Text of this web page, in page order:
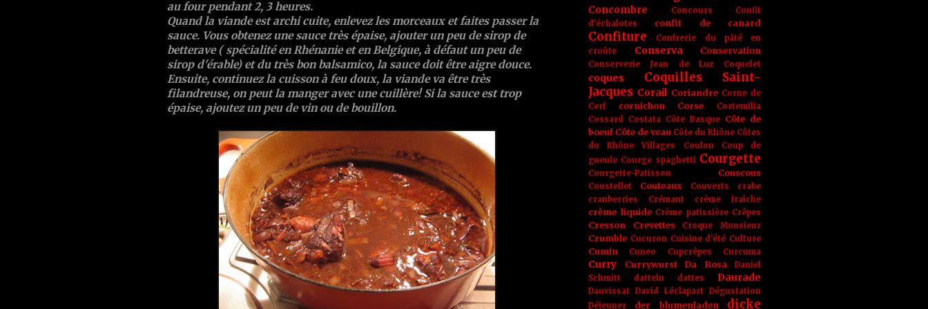
au four pendant 2, 3 heures.
Quand la viande est archi cuite, enlevez les morceaux et faites passer la
sauce. Vous obtenez une sauce très épaise, ajouter un peu desirop de
betterave( spécialité en Rhénanie et en Belgique, à défaut un peu de
sirop d'érable) et du très bon balsamico, la sauce doit être aigre douce.
Ensuite, continuez la cuisson à feu doux, la viande va être très
filandreuse, on peut la manger avec une cuillère! Si la sauce est trop
épaise, ajoutez un peu de vin ou de bouillon.
Concombre Concours
Confit
d'échalotes
confit de canard
Confiture
Confrerie du pâté en
croûte
Conserva Conservation
Conserverie Jean de Luz Coquelet
coques
Coquilles Saint-
Jacques Corail Coriandre Corne de
Cerf
cornichon Corse
Cortemilia
Cossard Costata Côte Basque Côte de
boeuf Côte de veau Côte du Rhône Côtes
du Rhône Villages
Coulon
Coup de
gueule Courge spaghetti Courgette
Courgette-Patisson Couscous
Coustellet Couteaux Couverts
crabe
cranberries
Crémant crème fraîche
crème liquide Crème patissière Crêpes
Cresson Crevettes Croque Monsieur
Crumble Cucuron Cuisine d'été Culture
Cumin Cuneo Cupcrêpes Curcuma
Curry Currywurst Da Rosa
Daniel
Schmitt
datteln dattes Daurade
Dauvissat David Léclapart Dégustation
Déjeuner
der blumenladen dicke